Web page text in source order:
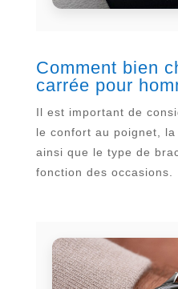
Comment bien
carrée pour
Il est important de
le confort au poignet, la
ainsi que le type de
fonction des occasions.